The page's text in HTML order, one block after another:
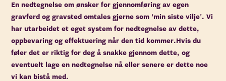
En nedtegnelse om ønsker for gjennomføring av egen
gravferd og gravsted omtales gjerne som 'min siste vilje'. Vi
har utarbeidet et eget system for nedtegnelse av dette,
oppbevaring og effektuering når den tid kommer.Hvis du
føler det er riktig for deg å snakke gjennom dette, og
eventuelt lage en nedtegnelse nå eller senere er dette noe
vi kan bistå med.